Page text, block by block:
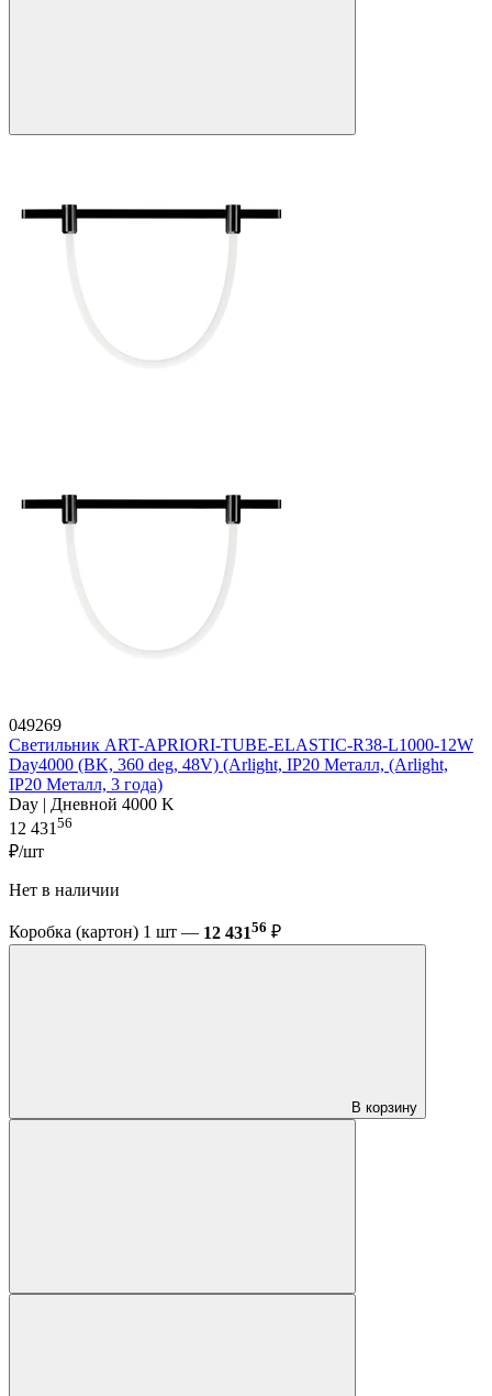
049269
Светильник ART-APRIORI-TUBE-ELASTIC-R38-L1000-12W
Day4000 (BK, 360 deg, 48V) (Arlight, IP20 Металл, (Arlight,
IP20 Металл, 3 года)
Day | Дневной 4000 K
12 431 56
₽/шт
Нет в наличии
Коробка (картон) 1 шт — 12 43156 ₽
В корзину